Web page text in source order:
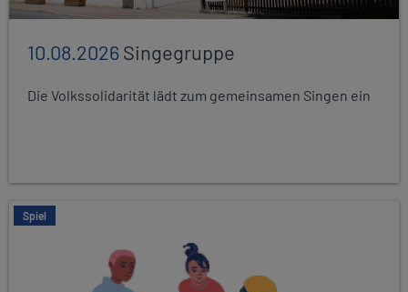
10.08.2026Singegruppe
Die Volkssolidarität lädt zum gemeinsamen Singen ein
Spiel